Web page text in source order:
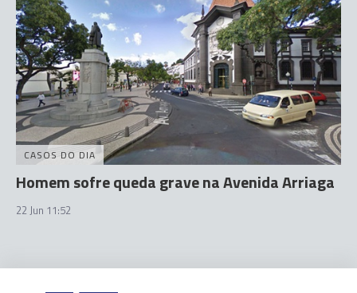
CASOS DO DIA
Homem sofre queda grave na Avenida Arriaga
22 Jun 11:52